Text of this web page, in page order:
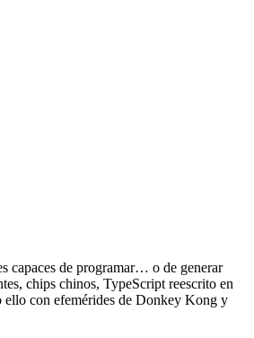
capaces de programar… o de generar
chips chinos, TypeScript reescrito en
ello con efemérides de Donkey Kong y